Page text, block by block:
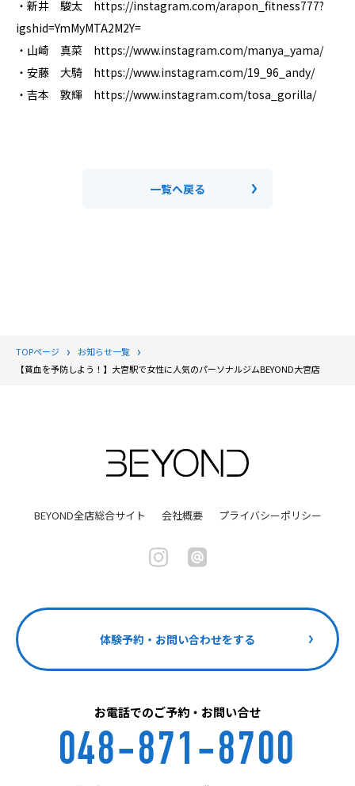
・新井 駿太 https://instagram.com/arapon_fitness777?
igshid=YmMyMTA2M2Y=
・山崎 真菜 https://www.instagram.com/manya_yama/
・安藤 大騎 https://www.instagram.com/19_96_andy/
・吉本 敦輝 https://www.instagram.com/tosa_gorilla/
一覧へ戻る
TOPページ
お知らせ一覧
【貧血を予防しよう！】大宮駅で女性に人気のパーソナルジムBEYOND大宮店
BEYOND全店総合サイト 会社概要 プライバシーポリシー
体験予約・お問い合わせをする
お電話でのご予約・お問い合せ
048-871-8700